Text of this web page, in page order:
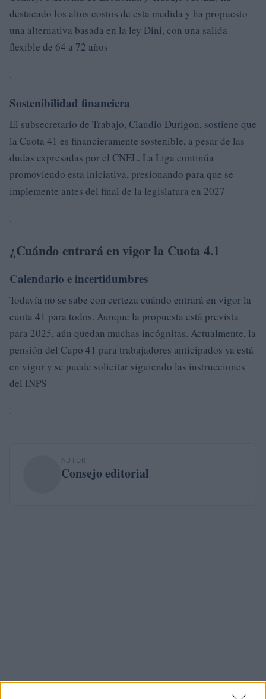
destacado los altos costos de esta medida y ha propuesto
una alternativa basada en la ley Dini, con una salida
flexible de 64 a 72 años
.
Sostenibilidad financiera
El subsecretario de Trabajo, Claudio Durigon, sostiene que
la Cuota 41 es financieramente sostenible, a pesar de las
dudas expresadas por el CNEL. La Liga continúa
promoviendo esta iniciativa, presionando para que se
implemente antes del final de la legislatura en 2027
.
¿Cuándo entrará en vigor la Cuota 4.1
Calendario e incertidumbres
Todavía no se sabe con certeza cuándo entrará en vigor la
cuota 41 para todos. Aunque la propuesta está prevista
para 2025, aún quedan muchas incógnitas. Actualmente, la
pensión del Cupo 41 para trabajadores anticipados ya está
en vigor y se puede solicitar siguiendo las instrucciones
del INPS
.
AUTOR
Consejo editorial